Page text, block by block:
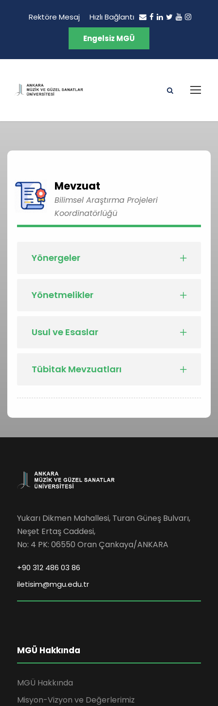
Rektöre Mesaj Hızlı Bağlantı
Engelsiz MGÜ
Mevzuat
Bilimsel Araştırma Projeleri
Koordinatörlüğü
Yönergeler
Yönetmelikler
Usul ve Esaslar
Tübitak Mevzuatları
Yukarı Dikmen Mahallesi, Turan Güneş Bulvarı,
Neşet Ertaş Caddesi,
No: 4 PK: 06550 Oran Çankaya/ANKARA
+90 312 486 03 86
iletisim@mgu.edu.tr
MGÜ Hakkında
MGÜ Hakkında
Misyon-Vizyon ve Değerlerimiz